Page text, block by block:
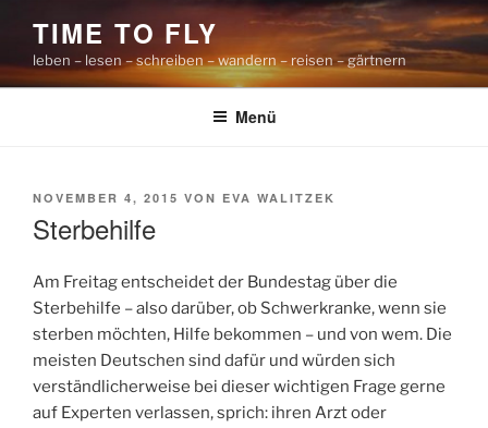
springen
TIME TO FLY
leben – lesen – schreiben – wandern – reisen – gärtnern
Menü
VERÖFFENTLICHT
NOVEMBER 4, 2015 VON EVA WALITZEK
Sterbehilfe
Am Freitag entscheidet der Bundestag über die
Sterbehilfe – also darüber, ob Schwerkranke, wenn sie
sterben möchten, Hilfe bekommen – und von wem. Die
meisten Deutschen sind dafür und würden sich
verständlicherweise bei dieser wichtigen Frage gerne
auf Experten verlassen, sprich: ihren Arzt oder